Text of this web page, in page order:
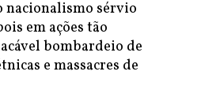
sérvio
em ações tão
bombardeio de
e massacres de